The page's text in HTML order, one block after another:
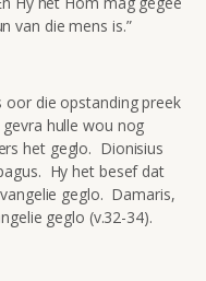
van die mens is.”
oor die opstanding preek
hulle wou nog
het geglo. Dionisius
Hy het besef dat
geglo. Damaris,
geglo (v.32-34).